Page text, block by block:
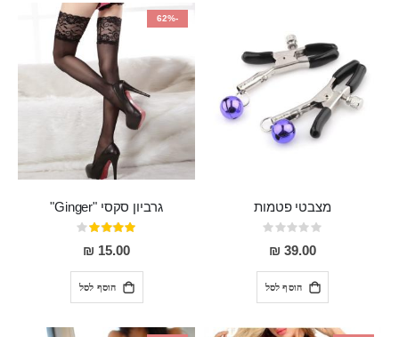
מצבטי פטמות
Rating:
0%
39.00 ₪
הוסף לסל
-62%
גרביון סקסי "Ginger"
דירוג:
80%
15.00 ₪
הוסף לסל